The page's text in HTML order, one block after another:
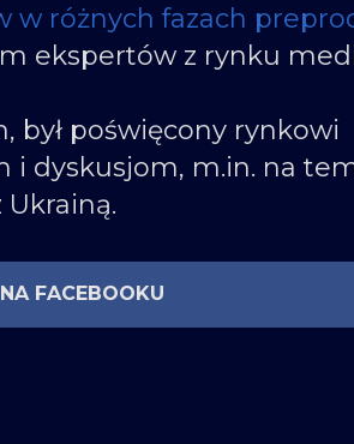
różnych fazach
ekspertów z rynku
był poświęcony rynkowi
i dyskusjom, m.in. na
FACEBOOKU